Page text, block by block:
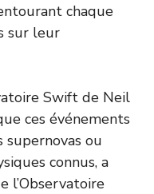
chaque
sur leur
Swift de Neil
ces événements
supernovas ou
connus, a
l’Observatoire